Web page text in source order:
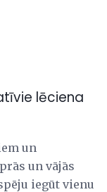
lēciena
un
un vājās
iegūt vienu